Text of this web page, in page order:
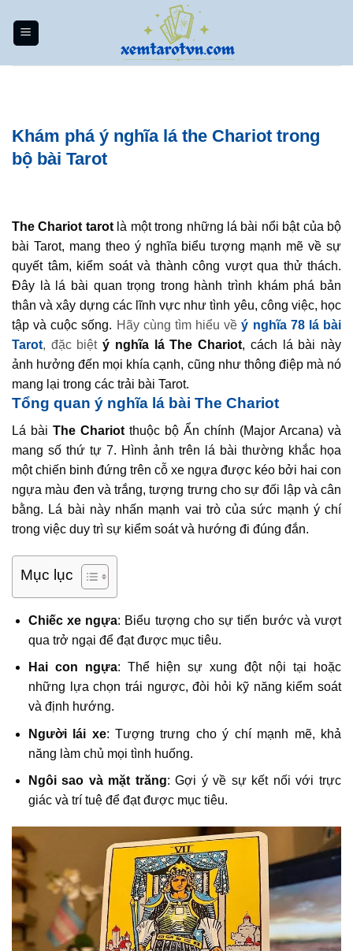
qua
nội
dung
Khám phá ý nghĩa lá the Chariot trong
bộ bài Tarot
The Chariot tarotlà một trong những lá bài nổi bật của bộ
bài Tarot, mang theo ý nghĩa biểu tượng mạnh mẽ về sự
quyết tâm, kiểm soát và thành công vượt qua thử thách.
Đây là lá bài quan trọng trong hành trình khám phá bản
thân và xây dựng các lĩnh vực như tình yêu, công việc, học
tập và cuộc sống. Hãy cùng tìm hiểu vềý nghĩa 78 lá bài
Tarot, đặc biệt ý nghĩa lá The Chariot, cách lá bài này
ảnh hưởng đến mọi khía cạnh, cũng như thông điệp mà nó
mang lại trong các trải bài Tarot.
Tổng quan ý nghĩa lá bài The Chariot
Lá bài The Chariot thuộc bộ Ẩn chính (Major Arcana) và
mang số thứ tự 7. Hình ảnh trên lá bài thường khắc họa
một chiến binh đứng trên cỗ xe ngựa được kéo bởi hai con
ngựa màu đen và trắng, tượng trưng cho sự đối lập và cân
bằng. Lá bài này nhấn mạnh vai trò của sức mạnh ý chí
trong việc duy trì sự kiểm soát và hướng đi đúng đắn.
Mục lục
Chiếc xe ngựa: Biểu tượng cho sự tiến bước và vượt
qua trở ngại để đạt được mục tiêu.
Hai con ngựa: Thể hiện sự xung đột nội tại hoặc
những lựa chọn trái ngược, đòi hỏi kỹ năng kiểm soát
và định hướng.
Người lái xe: Tượng trưng cho ý chí mạnh mẽ, khả
năng làm chủ mọi tình huống.
Ngôi sao và mặt trăng: Gợi ý về sự kết nối với trực
giác và trí tuệ để đạt được mục tiêu.